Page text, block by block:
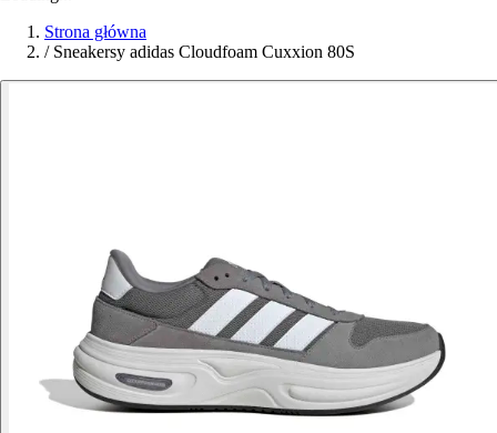
Strona główna
/ Sneakersy adidas Cloudfoam Cuxxion 80S